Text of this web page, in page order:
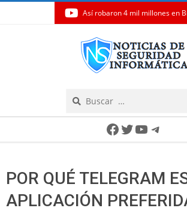
Así robaron 4 mil millones en
Facebook
Twitter
YouTube
POR QUÉ TELEGRAM
APLICACIÓN